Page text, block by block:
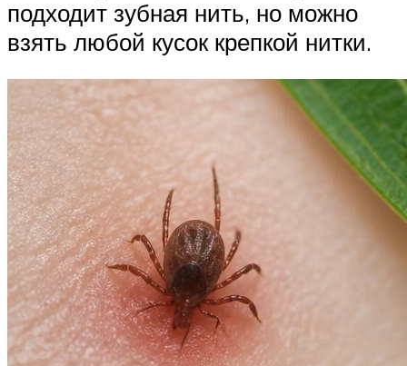
подходит зубная нить, но можно
взять любой кусок крепкой нитки.